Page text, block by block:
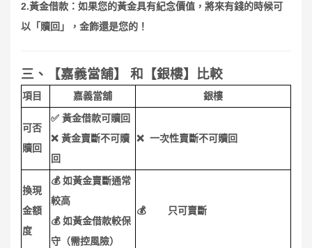
2.黃金借款：如果您的黃金具有紀念價值，將來有錢的時候可
以「贖回」，金飾還是您的！
三、【嘉義當舖】 和【銀樓】比較
項目 嘉義當舖 銀樓
可否
贖回
✅ 黃金借款可贖回
❌ 黃金賣斷不可贖
回
❌ 一次性賣斷不可贖回
換現
金額
度
💰 如黃金賣斷通常
較高
💰 如黃金借款較保
守（需控風險）
💰 只可賣斷